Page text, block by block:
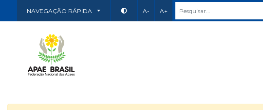
NAVEGAÇÃO RÁPIDA A- A+